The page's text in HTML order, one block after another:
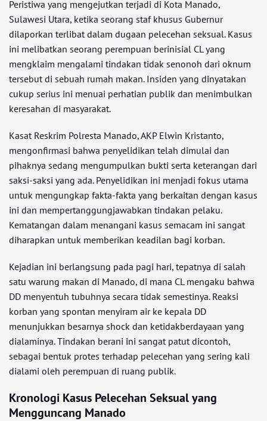
Peristiwa yang mengejutkan terjadi di Kota Manado,
Sulawesi Utara, ketika seorang staf khusus Gubernur
dilaporkan terlibat dalam dugaan pelecehan seksual. Kasus
ini melibatkan seorang perempuan berinisial CL yang
mengklaim mengalami tindakan tidak senonoh dari oknum
tersebut di sebuah rumah makan. Insiden yang dinyatakan
cukup serius ini menuai perhatian publik dan menimbulkan
keresahan di masyarakat.
Kasat Reskrim Polresta Manado, AKP Elwin Kristanto,
mengonfirmasi bahwa penyelidikan telah dimulai dan
pihaknya sedang mengumpulkan bukti serta keterangan dari
saksi-saksi yang ada. Penyelidikan ini menjadi fokus utama
untuk mengungkap fakta-fakta yang berkaitan dengan kasus
ini dan mempertanggungjawabkan tindakan pelaku.
Kematangan dalam menangani kasus semacam ini sangat
diharapkan untuk memberikan keadilan bagi korban.
Kejadian ini berlangsung pada pagi hari, tepatnya di salah
satu warung makan di Manado, di mana CL mengaku bahwa
DD menyentuh tubuhnya secara tidak semestinya. Reaksi
korban yang spontan menyiram air ke kepala DD
menunjukkan besarnya shock dan ketidakberdayaan yang
dialaminya. Tindakan berani ini sangat patut dicontoh,
sebagai bentuk protes terhadap pelecehan yang sering kali
dialami oleh perempuan di ruang publik.
Kronologi Kasus Pelecehan Seksual yang
Mengguncang Manado